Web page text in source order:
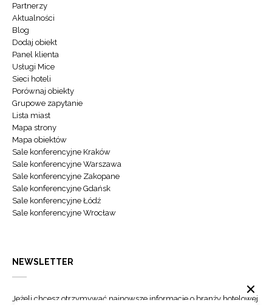
Partnerzy
Aktualności
Blog
Dodaj obiekt
Panel klienta
Usługi Mice
Sieci hoteli
Porównaj obiekty
Grupowe zapytanie
Lista miast
Mapa strony
Mapa obiektów
Sale konferencyjne Kraków
Sale konferencyjne Warszawa
Sale konferencyjne Zakopane
Sale konferencyjne Gdańsk
Sale konferencyjne Łódź
Sale konferencyjne Wrocław
NEWSLETTER
Jeżeli chcesz otrzymywać najnowsze informacje o branży hotelowej